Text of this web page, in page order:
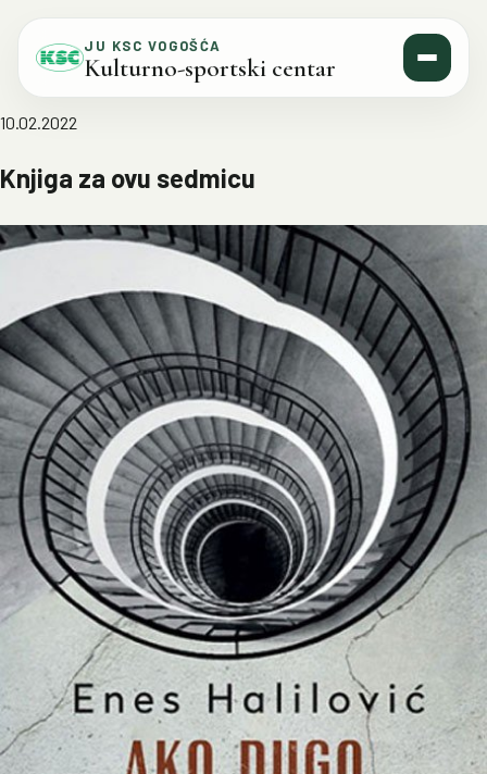
JU KSC VOGOŠĆA
Kulturno-sportski centar
10.02.2022
Knjiga za ovu sedmicu